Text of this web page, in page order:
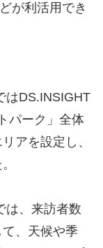
が利活用でき
はDS.INSIGHT
パーク」全体
アを設定し、
は、来訪者数
、天候や季